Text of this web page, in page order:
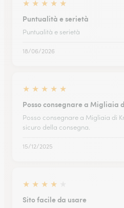
★ ★ ★ ★ ★
Puntualità e serietà
Puntualità e serietà
18/06/2026
★ ★ ★ ★ ★
Posso consegnare a Migliaia
Posso consegnare a Migliaia di
sicuro della consegna.
15/12/2025
★ ★ ★ ★
Sito facile da usare